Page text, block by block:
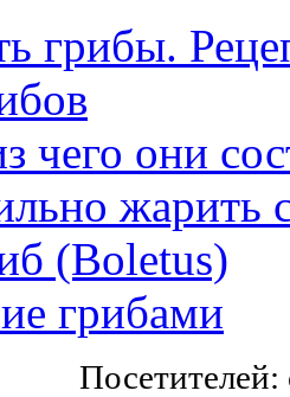
грибы.
чего они
жарить
(Boletus)
грибами
Посетителей: